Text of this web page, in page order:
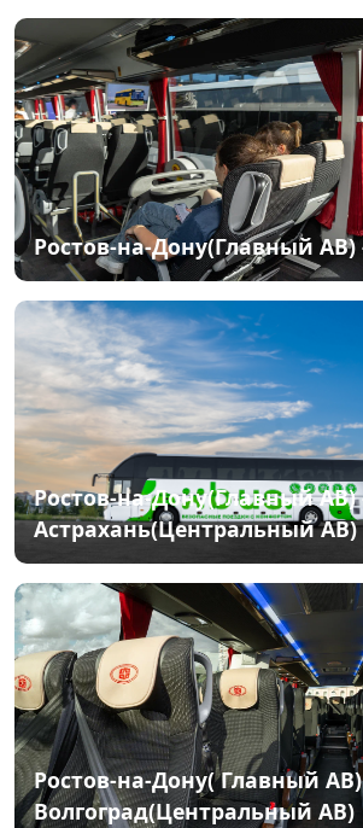
Ростов-на-Дону(Главный АВ)
Ростов-на-Дону(Главный АВ)
Астрахань(Центральный АВ)
Ростов-на-Дону( Главный
Волгоград(Центральный АВ)